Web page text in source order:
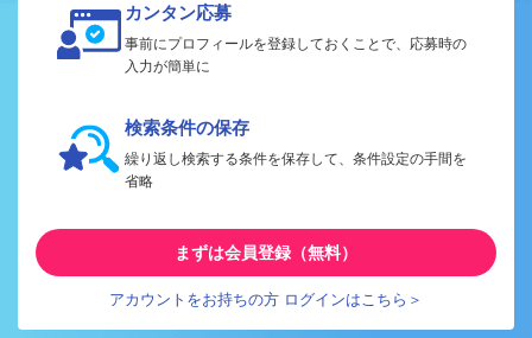
カンタン応募
事前にプロフィールを登録しておくことで、応募時の
入力が簡単に
検索条件の保存
繰り返し検索する条件を保存して、条件設定の手間を
省略
まずは会員登録（無料）
アカウントをお持ちの方 ログインはこちら＞